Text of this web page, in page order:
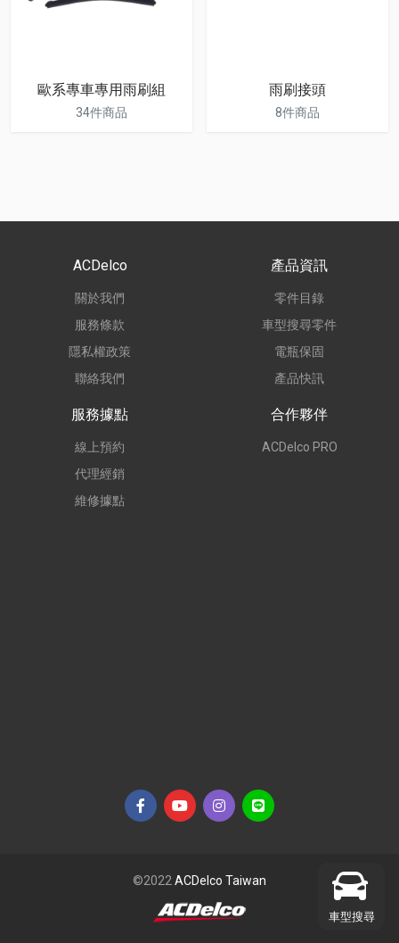
歐系專車專用雨刷組
34件商品
雨刷接頭
8件商品
ACDelco
關於我們
服務條款
隱私權政策
聯絡我們
產品資訊
零件目錄
車型搜尋零件
電瓶保固
產品快訊
服務據點
線上預約
代理經銷
維修據點
合作夥伴
ACDelco PRO
©2022ACDelco Taiwan
車型搜尋